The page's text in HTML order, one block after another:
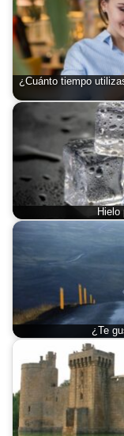
¿Cuánto tiempo
Hielo
¿Te